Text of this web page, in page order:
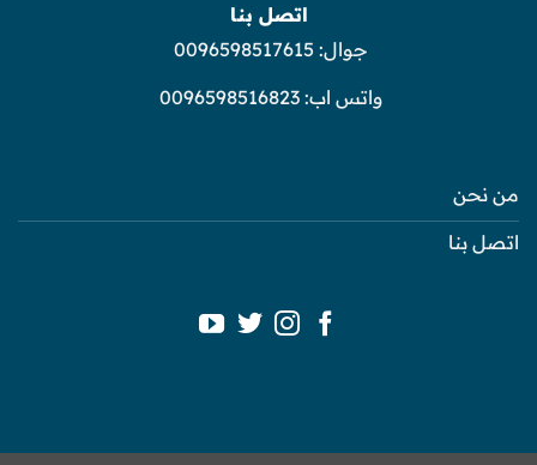
اتصل بنا
جوال: 0096598517615
واتس اب:0096598516823
من نحن
اتصل بنا